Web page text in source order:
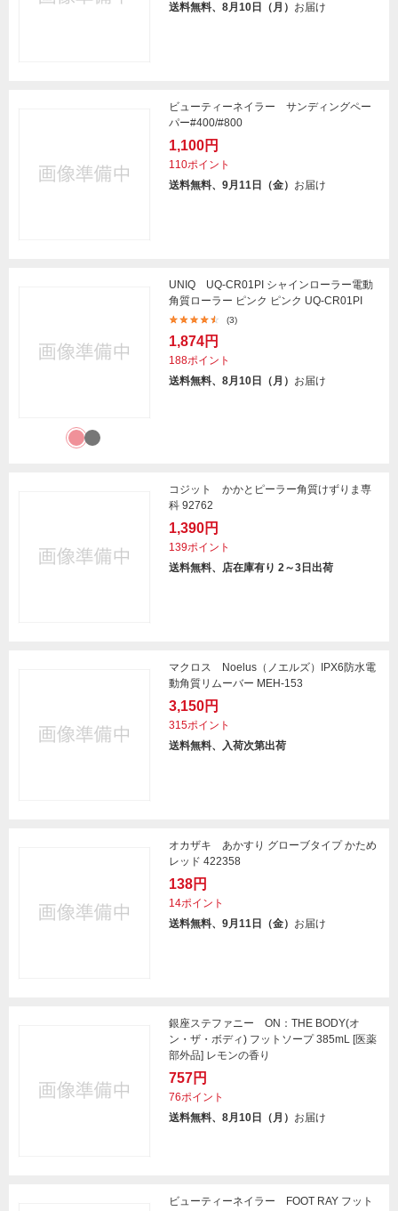
送料無料、8月10日（月） お届け
ビューティーネイラー サンディングペー
パー#400/#800
1,100円
110ポイント
送料無料、9月11日（金） お届け
UNIQ UQ-CR01PI シャインローラー電動
角質ローラー ピンク ピンク UQ-CR01PI
(3)
1,874円
188ポイント
送料無料、8月10日（月） お届け
コジット かかとピーラー角質けずりま専
科 92762
1,390円
139ポイント
送料無料、店在庫有り 2～3日出荷
マクロス Noelus（ノエルズ）IPX6防水電
動角質リムーバー MEH-153
3,150円
315ポイント
送料無料、入荷次第出荷
オカザキ あかすり グローブタイプ かため
レッド 422358
138円
14ポイント
送料無料、9月11日（金） お届け
銀座ステファニー ON：THE BODY(オ
ン・ザ・ボディ) フットソープ 385mL [医薬
部外品] レモンの香り
757円
76ポイント
送料無料、8月10日（月） お届け
ビューティーネイラー FOOT RAY フット